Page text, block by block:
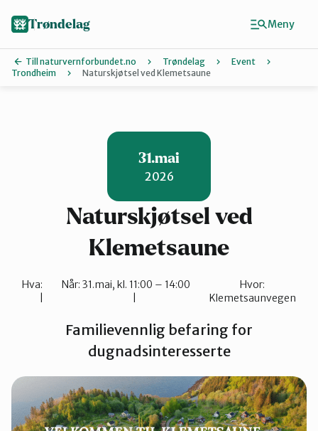
Hitra og Frøya
Levanger
Melhus
Orklaregionen
Trøndelag
Till naturvernforbundet.no Trøndelag
Event
Trondheim
Naturskjøtsel ved Klemetsaune
31.mai
2026
Naturskjøtsel ved
Klemetsaune
Hva: Når: 31.mai, kl. 11:00 – 14:00
Hvor:
Klemetsaunvegen
Familievennlig befaring for
dugnadsinteresserte